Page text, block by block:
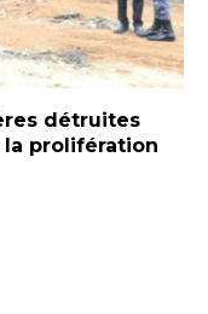
détruites
prolifération